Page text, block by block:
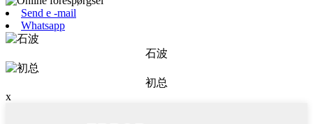
Send e -mail
Whatsapp
石波
初总
x